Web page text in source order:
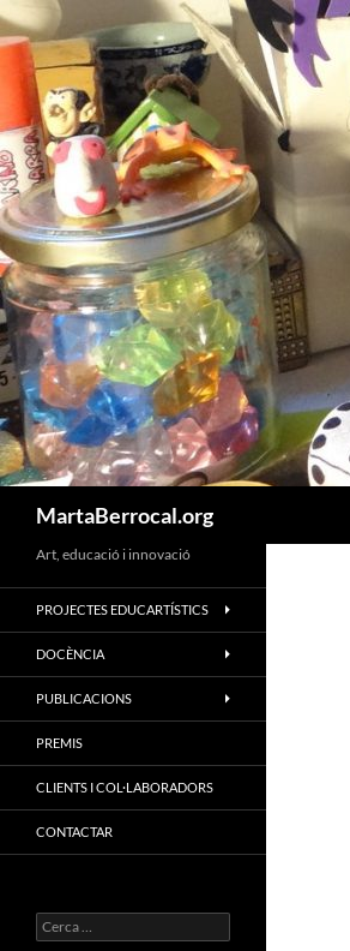
Vés
al
contingut
MartaBerrocal.org
Art, educació i innovació
PROJECTES EDUCARTÍSTICS
DOCÈNCIA
PUBLICACIONS
PREMIS
CLIENTS I COL·LABORADORS
CONTACTAR
Cerca: